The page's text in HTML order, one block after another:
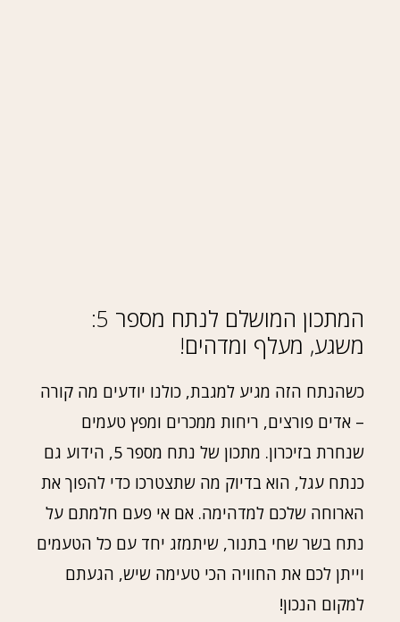
המתכון המושלם לנתח מספר 5:
משגע, מעלף ומדהים!
כשהנתח הזה מגיע למגבת, כולנו יודעים מה קורה
– אדים פורצים, ריחות ממכרים ומפץ טעמים
שנחרת בזיכרון. מתכון של נתח מספר 5, הידוע גם
כנתח עגל, הוא בדיוק מה שתצטרכו כדי להפוך את
הארוחה שלכם למדהימה. אם אי פעם חלמתם על
נתח בשר שחי בתנור, שיתמזג יחד עם כל הטעמים
וייתן לכם את החוויה הכי טעימה שיש, הגעתם
למקום הנכון!